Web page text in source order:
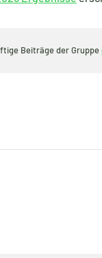
Beiträge der Gruppe